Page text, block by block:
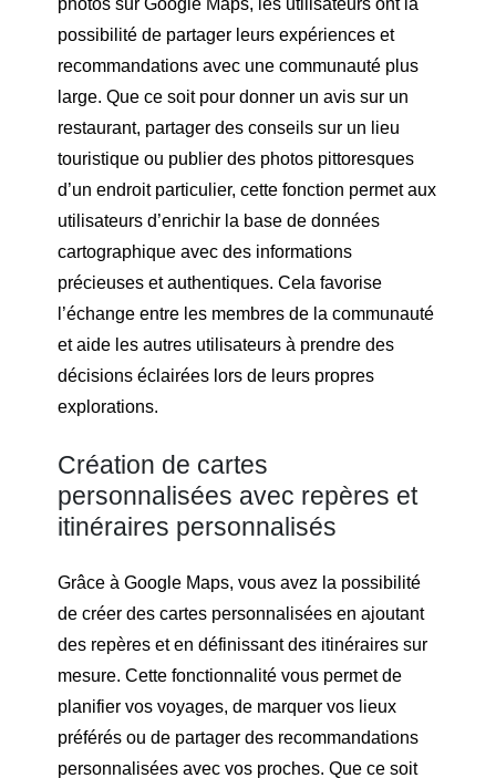
photos sur Google Maps, les utilisateurs ont la
possibilité de partager leurs expériences et
recommandations avec une communauté plus
large. Que ce soit pour donner un avis sur un
restaurant, partager des conseils sur un lieu
touristique ou publier des photos pittoresques
d’un endroit particulier, cette fonction permet aux
utilisateurs d’enrichir la base de données
cartographique avec des informations
précieuses et authentiques. Cela favorise
l’échange entre les membres de la communauté
et aide les autres utilisateurs à prendre des
décisions éclairées lors de leurs propres
explorations.
Création de cartes
personnalisées avec repères et
itinéraires personnalisés
Grâce à Google Maps, vous avez la possibilité
de créer des cartes personnalisées en ajoutant
des repères et en définissant des itinéraires sur
mesure. Cette fonctionnalité vous permet de
planifier vos voyages, de marquer vos lieux
préférés ou de partager des recommandations
personnalisées avec vos proches. Que ce soit